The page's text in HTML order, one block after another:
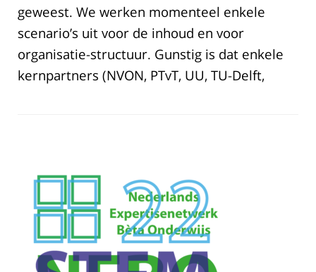
geweest. We werken momenteel enkele
scenario’s uit voor de inhoud en voor
organisatie-structuur. Gunstig is dat enkele
kernpartners (NVON, PTvT, UU, TU-Delft,